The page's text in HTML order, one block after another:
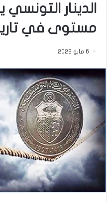
الدينار
مستوى في
6 مايو 2022